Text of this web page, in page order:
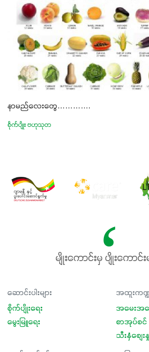
နာမည်လေးတွေ………….
စိုက်ပျိုး ဗဟုသုတ
မျိုးကောင်းမှ ပျိုးကောင်
ဆောင်းပါးများ
စိုက်ပျိုးရေး
မွေးမြူရေး
အထူးကဏ္ဍ
အမေးအဖ
စာအုပ်စင်
သီးနှံစျေးနှု